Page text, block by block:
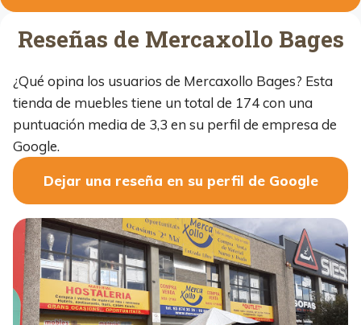
Reseñas de Mercaxollo Bages
¿Qué opina los usuarios de Mercaxollo Bages? Esta
tienda de muebles tiene un total de 174 con una
puntuación media de 3,3 en su perfil de empresa de
Google.
Dejar una reseña en su perfil de Google